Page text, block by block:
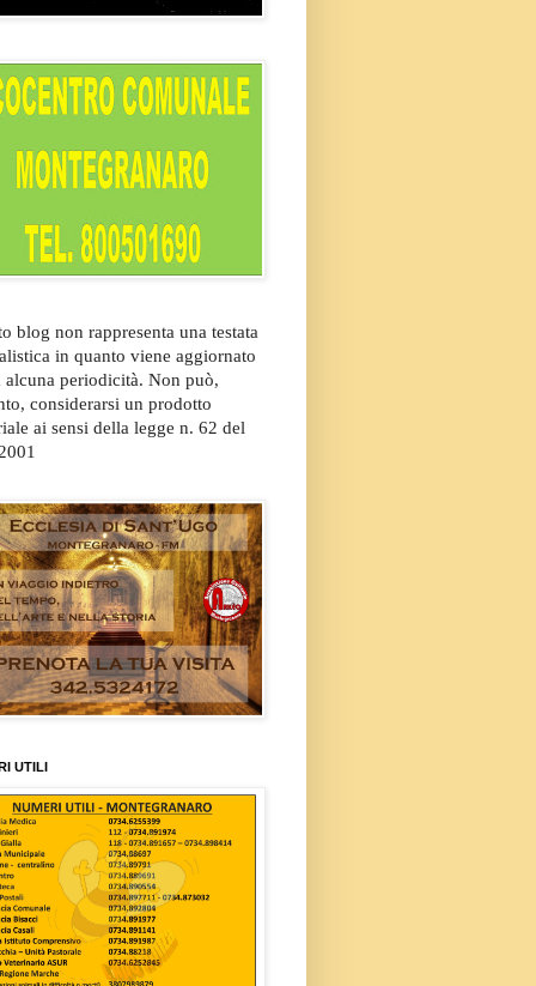
blog non rappresenta una testata
in quanto viene aggiornato
alcuna periodicità. Non può,
considerarsi un prodotto
ai sensi della legge n. 62 del
UTILI